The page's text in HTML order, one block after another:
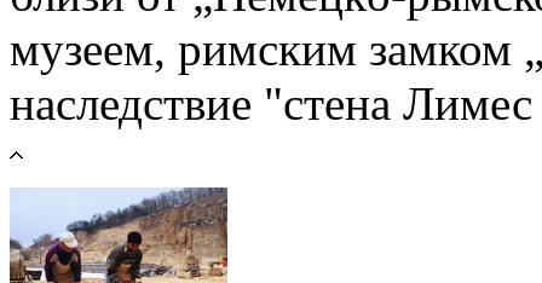
музеем, римским замком
наследствие "стена